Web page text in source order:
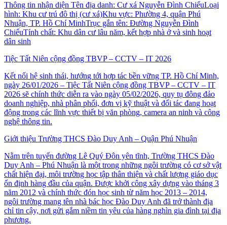
Thông tin nhận diện Tên địa danh: Cư xá Nguyễn Đình ChiểuLoại
hình: Khu cư trú đô thị (cư xá)Khu vực: Phường 4, quận Phú
Nhuận, TP. Hồ Chí MinhTrục gắn tên: Đường Nguyễn Đình
ChiểuTính chất: Khu dân cư lâu năm, kết hợp nhà ở và sinh hoạt
dân sinh
Tiệc Tất Niên cộng đồng TBVP – CCTV – IT 2026
Kết nối hệ sinh thái, hướng tới hợp tác bền vững TP. Hồ Chí Minh,
ngày 26/01/2026 – Tiệc Tất Niên cộng đồng TBVP – CCTV – IT
2026 sẽ chính thức diễn ra vào ngày 05/02/2026, quy tụ đông đảo
doanh nghiệp, nhà phân phối, đơn vị kỹ thuật và đối tác đang hoạt
động trong các lĩnh vực thiết bị văn phòng, camera an ninh và công
nghệ thông tin.
Giới thiệu Trường THCS Đào Duy Anh – Quận Phú Nhuận
Nằm trên tuyến đường Lê Quý Đôn yên tĩnh, Trường THCS Đào
Duy Anh – Phú Nhuận là một trong những ngôi trường có cơ sở vật
chất hiện đại, môi trường học tập thân thiện và chất lượng giáo dục
ổn định hàng đầu của quận. Được khởi công xây dựng vào tháng 3
năm 2012 và chính thức đón học sinh từ năm học 2013 – 2014,
ngôi trường mang tên nhà bác học Đào Duy Anh đã trở thành địa
chỉ tin cậy, nơi gửi gắm niềm tin yêu của hàng nghìn gia đình tại địa
phương.